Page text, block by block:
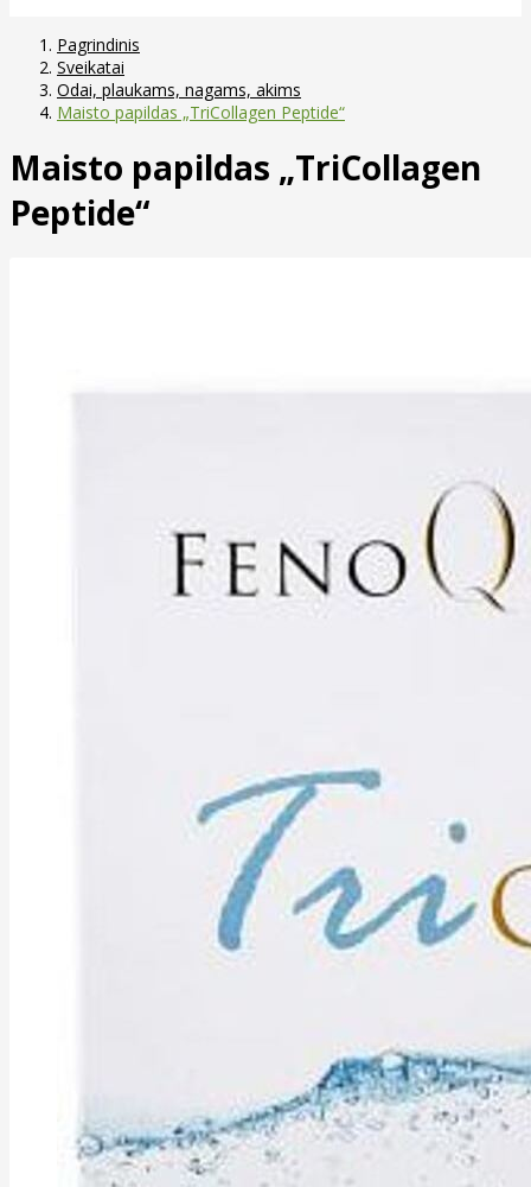
Pagrindinis
Sveikatai
Odai, plaukams, nagams, akims
Maisto papildas „TriCollagen Peptide“
Maisto papildas „TriCollagen
Peptide“